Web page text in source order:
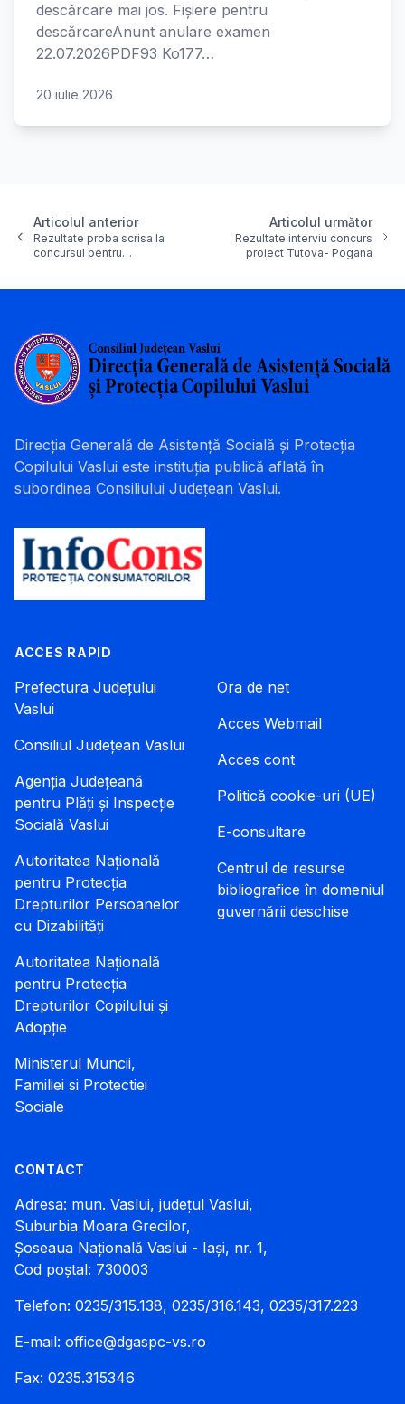
descărcare mai jos. Fișiere pentru
descărcareAnunt anulare examen
22.07.2026PDF93 Ko177…
20 iulie 2026
Articolul anterior
Rezultate proba scrisa la
concursul pentru…
Articolul următor
Rezultate interviu concurs
proiect Tutova- Pogana
Direcția Generală de Asistență Socială și Protecția
Copilului Vaslui este instituția publică aflată în
subordinea Consiliului Județean Vaslui.
ACCES RAPID
Prefectura Județului
Vaslui
Consiliul Județean Vaslui
Agenția Județeană
pentru Plăți și Inspecție
Socială Vaslui
Autoritatea Națională
pentru Protecția
Drepturilor Persoanelor
cu Dizabilități
Autoritatea Națională
pentru Protecția
Drepturilor Copilului și
Adopție
Ministerul Muncii,
Familiei si Protectiei
Sociale
Ora de net
Acces Webmail
Acces cont
Politică cookie-uri (UE)
E-consultare
Centrul de resurse
bibliografice în domeniul
guvernării deschise
CONTACT
Adresa: mun. Vaslui, județul Vaslui,
Suburbia Moara Grecilor,
Șoseaua Națională Vaslui - Iași, nr. 1,
Cod poștal: 730003
Telefon: 0235/315.138, 0235/316.143, 0235/317.223
E-mail: office@dgaspc-vs.ro
Fax: 0235.315346